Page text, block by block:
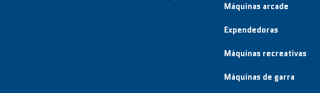
Máquinas arcade
Expendedoras
Máquinas recreativas
Máquinas de garra